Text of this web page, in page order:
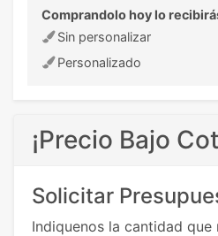
Comprandolo hoy lo
Sin personalizar
Personalizado
¡Precio Bajo
Solicitar
Indiquenos la cantidad que